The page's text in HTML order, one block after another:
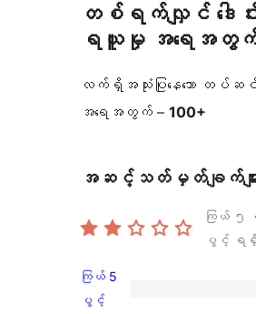
တစ်ရက်လျှင် ဒေါ
ရယူမှု အရေအတွ
လက်ရှိအသုံးပြုနေသော တပ်ဆ
အရေအတွက် – 100+
အဆင့်သတ်မှတ်ချက်မျာ
ကြယ်
ပွင့် ရရှိ
ကြယ်
ကြယ် 5
ပွင့်